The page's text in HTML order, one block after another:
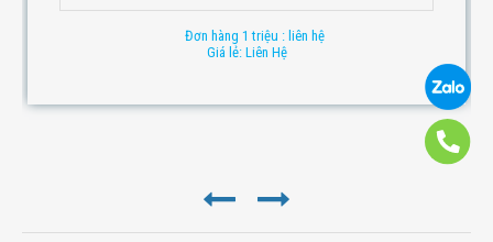
Đơn hàng 1 triệu : liên hệ
Giá lẻ: Liên Hệ